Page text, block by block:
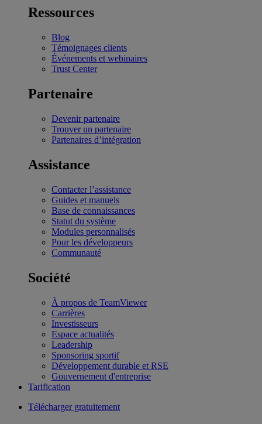
Ressources
Blog
Témoignages clients
Événements et webinaires
Trust Center
Partenaire
Devenir partenaire
Trouver un partenaire
Partenaires d’intégration
Assistance
Contacter l’assistance
Guides et manuels
Base de connaissances
Statut du système
Modules personnalisés
Pour les développeurs
Communauté
Société
À propos de TeamViewer
Carrières
Investisseurs
Espace actualités
Leadership
Sponsoring sportif
Développement durable et RSE
Gouvernement d'entreprise
Tarification
Télécharger gratuitement